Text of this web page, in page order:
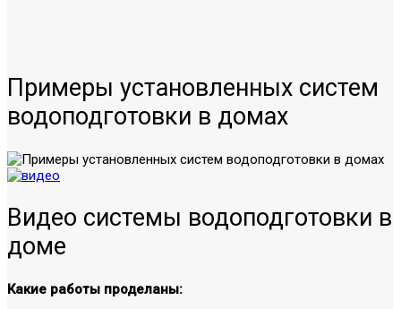
Примеры установленных систем
водоподготовки в домах
Видео системы водоподготовки в
доме
Какие работы проделаны: